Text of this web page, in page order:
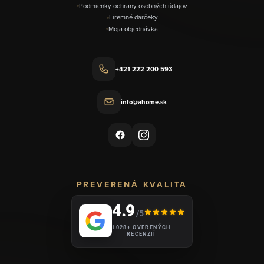
Podmienky ochrany osobných údajov
Firemné darčeky
Moja objednávka
+421 222 200 593
info@ahome.sk
PREVERENÁ KVALITA
4.9/5
1028+ OVERENÝCH
RECENZIÍ